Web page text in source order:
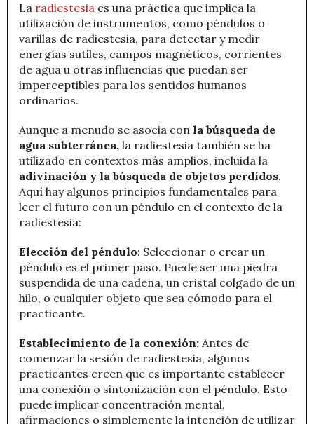
La radiestesia es una práctica que implica la
utilización de instrumentos, como péndulos o
varillas de radiestesia, para detectar y medir
energías sutiles, campos magnéticos, corrientes
de agua u otras influencias que puedan ser
imperceptibles para los sentidos humanos
ordinarios.
Aunque a menudo se asocia con la búsqueda de
agua subterránea, la radiestesia también se ha
utilizado en contextos más amplios, incluida la
adivinación y la búsqueda de objetos perdidos.
Aquí hay algunos principios fundamentales para
leer el futuro con un péndulo en el contexto de la
radiestesia:
Elección del péndulo: Seleccionar o crear un
péndulo es el primer paso. Puede ser una piedra
suspendida de una cadena, un cristal colgado de un
hilo, o cualquier objeto que sea cómodo para el
practicante.
Establecimiento de la conexión: Antes de
comenzar la sesión de radiestesia, algunos
practicantes creen que es importante establecer
una conexión o sintonización con el péndulo. Esto
puede implicar concentración mental,
afirmaciones o simplemente la intención de utilizar